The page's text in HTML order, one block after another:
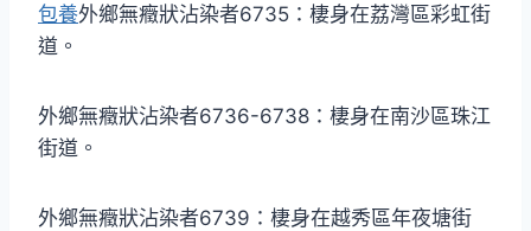
包養外鄉無癥狀沾染者6735：棲身在荔灣區彩虹街
道。
外鄉無癥狀沾染者6736-6738：棲身在南沙區珠江
街道。
外鄉無癥狀沾染者6739：棲身在越秀區年夜塘街